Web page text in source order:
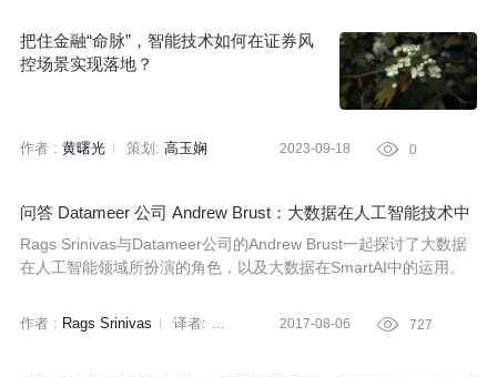
把住金融“命脉”，智能技术如何在证券风
控场景实现落地？
作者 : 黄曙光 策划: 高玉娴 2023-09-18  0
问答 Datameer 公司 Andrew Brust：大数据在人工智能技术中
扮演的角色
Rags Srinivas与Datameer公司的Andrew Brust一起探讨了大数据
在人工智能领域所扮演的角色，以及大数据在SmartAI中的运用。
作者 : Rags Srinivas
译者:
2017-08-06  727